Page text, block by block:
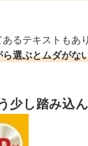
るテキストもあり
選ぶとムダがな
少し踏み込